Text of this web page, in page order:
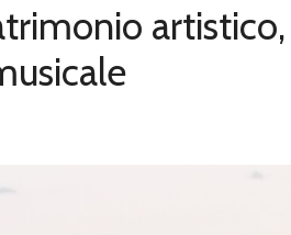
artistico,